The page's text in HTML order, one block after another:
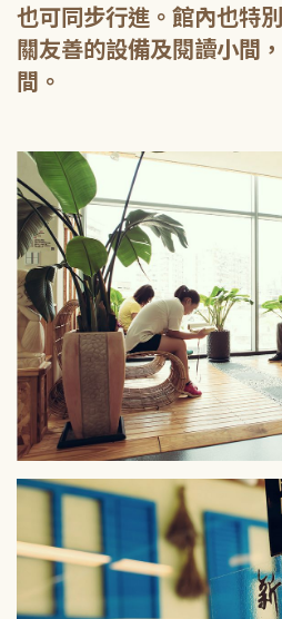
也可同步行進。館內也特
關友善的設備及閱讀小間
間。